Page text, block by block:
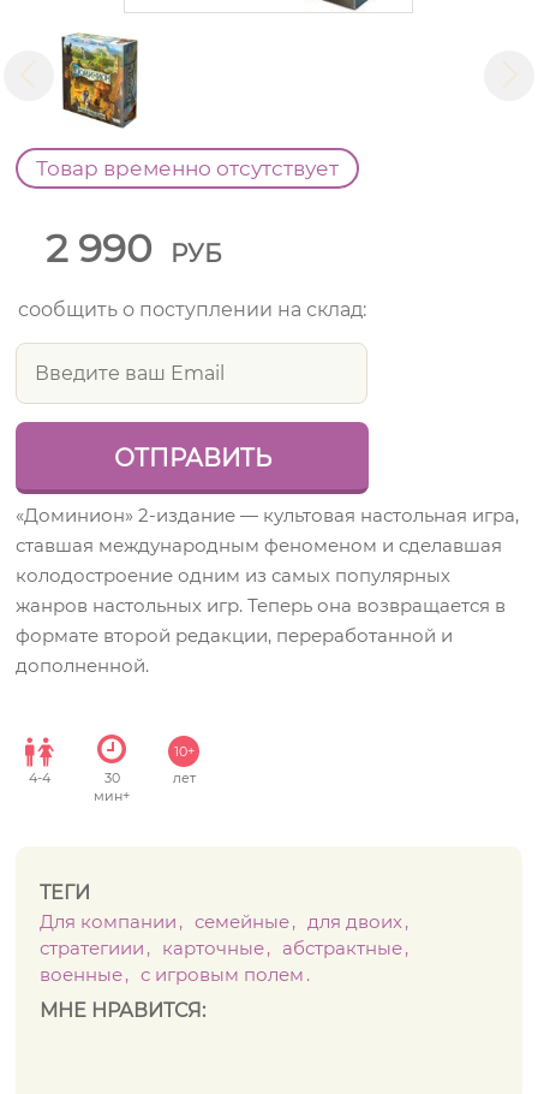
Товар временно отсутствует
2 990 РУБ
сообщить о поступлении на склад:
«Доминион» 2-издание — культовая настольная игра,
ставшая международным феноменом и сделавшая
колодостроение одним из самых популярных
жанров настольных игр. Теперь она возвращается в
формате второй редакции, переработанной и
дополненной.
4-4
30
мин+
10+
лет
ТЕГИ
Для компании
семейные
для двоих
стратегиии
карточные
абстрактные
военные
с игровым полем
МНЕ НРАВИТСЯ: